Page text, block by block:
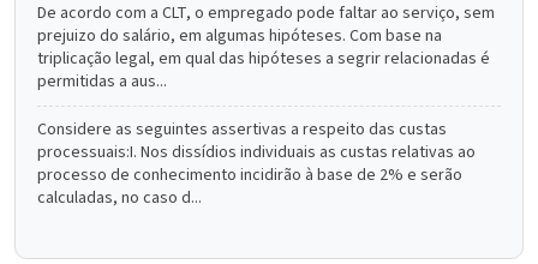
De acordo com a CLT, o empregado pode faltar ao serviço, sem
prejuizo do salário, em algumas hipóteses. Com base na
triplicação legal, em qual das hipóteses a segrir relacionadas é
permitidas a aus...
Considere as seguintes assertivas a respeito das custas
processuais:I. Nos dissídios individuais as custas relativas ao
processo de conhecimento incidirão à base de 2% e serão
calculadas, no caso d...